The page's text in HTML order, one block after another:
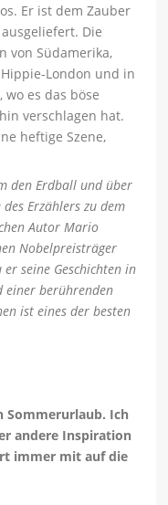
Er ist dem Zauber
Die
von Südamerika,
London und in
es das böse
verschlagen hat.
heftige Szene,
den Erdball und über
Erzählers zu dem
Autor Mario
Nobelpreisträger
seine Geschichten in
einer berührenden
ist eines der besten
Sommerurlaub. Ich
andere Inspiration
immer mit auf die